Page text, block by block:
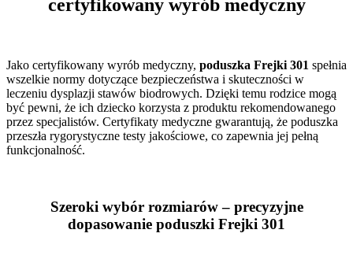
certyfikowany wyrób medyczny
Jako certyfikowany wyrób medyczny, poduszka Frejki 301 spełnia
wszelkie normy dotyczące bezpieczeństwa i skuteczności w
leczeniu dysplazji stawów biodrowych. Dzięki temu rodzice mogą
być pewni, że ich dziecko korzysta z produktu rekomendowanego
przez specjalistów. Certyfikaty medyczne gwarantują, że poduszka
przeszła rygorystyczne testy jakościowe, co zapewnia jej pełną
funkcjonalność.
Szeroki wybór rozmiarów – precyzyjne
dopasowanie poduszki Frejki 301